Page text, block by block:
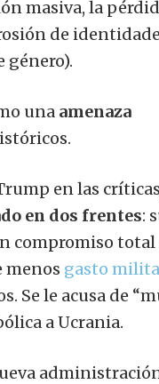
masiva, la
de
género).
una amenaza
en las
en dos frentes:
compromiso
menos gasto
Se le acusa de
a Ucrania.